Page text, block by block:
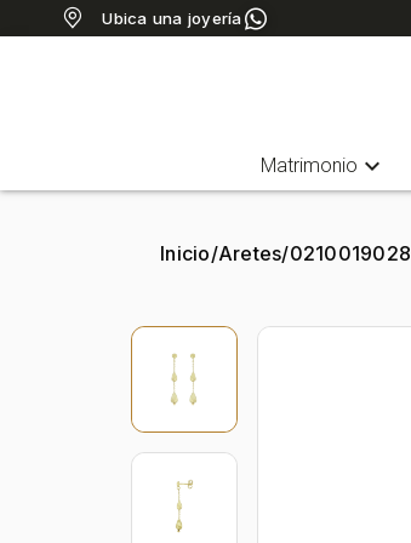
Ubica una joyería
Matrimonio expand_more
Inicio/Aretes/0210019028